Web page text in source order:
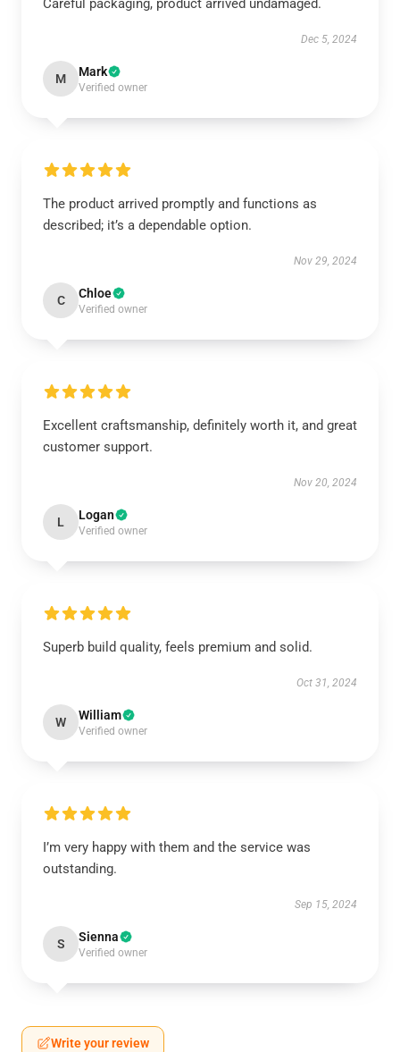
Careful packaging, product arrived undamaged.
Dec 5, 2024
M Mark
Verified owner
The product arrived promptly and functions as
described; it’s a dependable option.
Nov 29, 2024
C Chloe
Verified owner
Excellent craftsmanship, definitely worth it, and great
customer support.
Nov 20, 2024
L Logan
Verified owner
Superb build quality, feels premium and solid.
Oct 31, 2024
W William
Verified owner
I’m very happy with them and the service was
outstanding.
Sep 15, 2024
S Sienna
Verified owner
Write your review